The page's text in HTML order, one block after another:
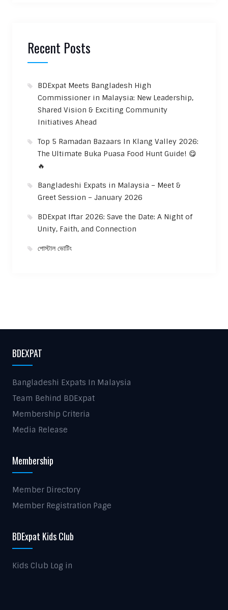
Recent Posts
BDExpat Meets Bangladesh High
Commissioner in Malaysia: New Leadership,
Shared Vision & Exciting Community
Initiatives Ahead
Top 5 Ramadan Bazaars In Klang Valley 2026:
The Ultimate Buka Puasa Food Hunt Guide! 😋
🔥
Bangladeshi Expats in Malaysia – Meet &
Greet Session – January 2026
BDExpat Iftar 2026: Save the Date: A Night of
Unity, Faith, and Connection
পোস্টাল ভোটিং
BDEXPAT
Bangladeshi Expats In Malaysia
Team Behind BDExpat
Membership Criteria
Media Release
Membership
Member Directory
Member Registration Page
BDExpat Kids Club
Kids Club Log in